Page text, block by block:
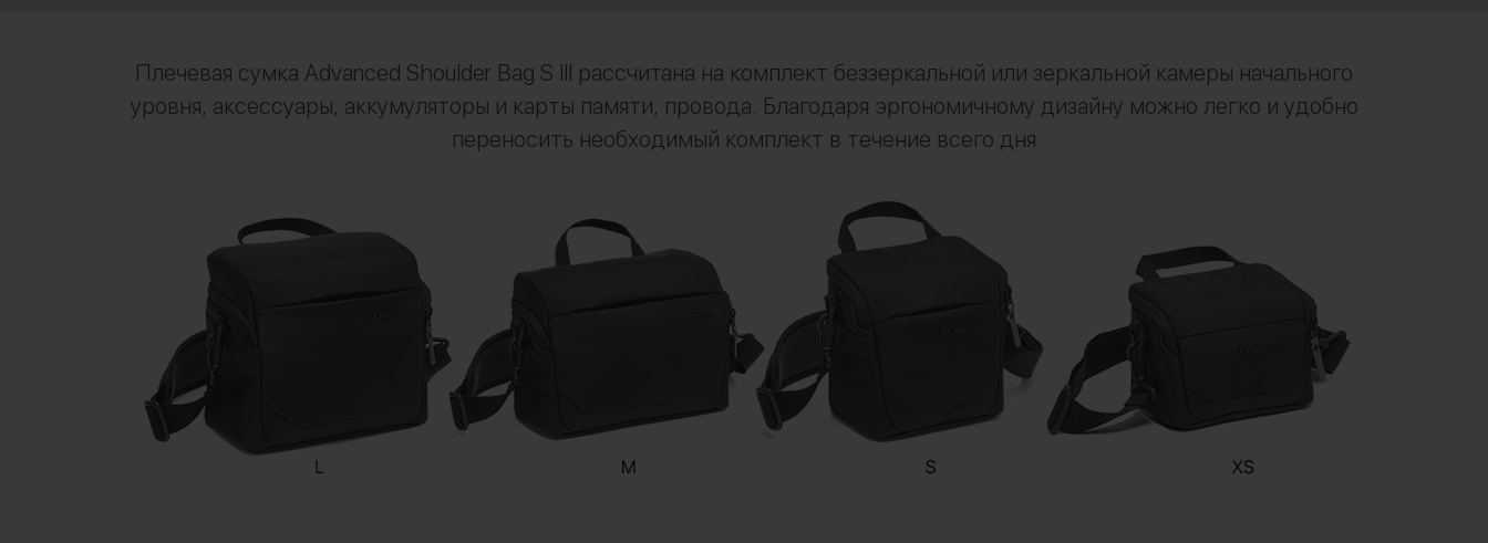
Плечевая сумка Advanced Shoulder Bag S III рассчитана на комплект беззеркальной или зеркальной камеры начального
уровня, аксессуары, аккумуляторы и карты памяти, провода. Благодаря эргономичному дизайну можно легко и удобно
переносить необходимый комплект в течение всего дня